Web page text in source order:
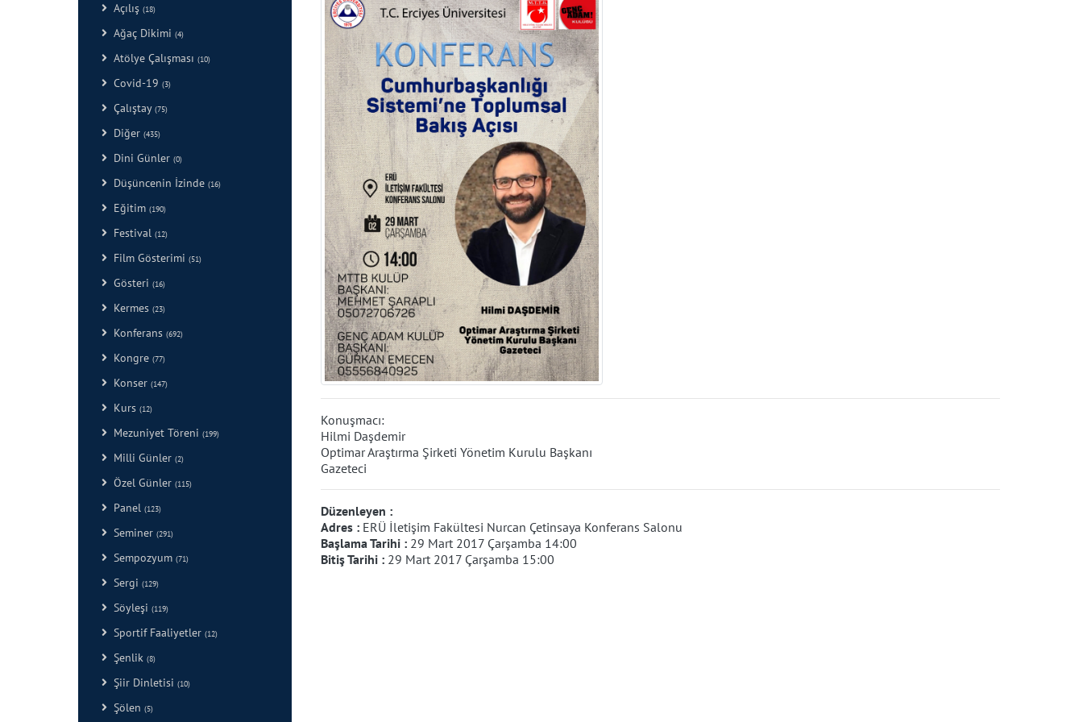
Açılış (18)
Ağaç Dikimi (4)
Atölye Çalışması (10)
Covid-19 (3)
Çalıştay (75)
Diğer (435)
Dini Günler (0)
Düşüncenin İzinde (16)
Eğitim (190)
Festival (12)
Film Gösterimi (51)
Gösteri (16)
Kermes (23)
Konferans (692)
Kongre (77)
Konser (147)
Kurs (12)
Mezuniyet Töreni (199)
Milli Günler (2)
Özel Günler (115)
Panel (123)
Seminer (291)
Sempozyum (71)
Sergi (129)
Söyleşi (119)
Sportif Faaliyetler (12)
Şenlik (8)
Şiir Dinletisi (10)
Şölen (5)
Konuşmacı:
Hilmi Daşdemir
Optimar Araştırma Şirketi Yönetim Kurulu Başkanı
Gazeteci
Düzenleyen :
Adres : ERÜ İletişim Fakültesi Nurcan Çetinsaya Konferans Salonu
Başlama Tarihi : 29 Mart 2017 Çarşamba 14:00
Bitiş Tarihi : 29 Mart 2017 Çarşamba 15:00